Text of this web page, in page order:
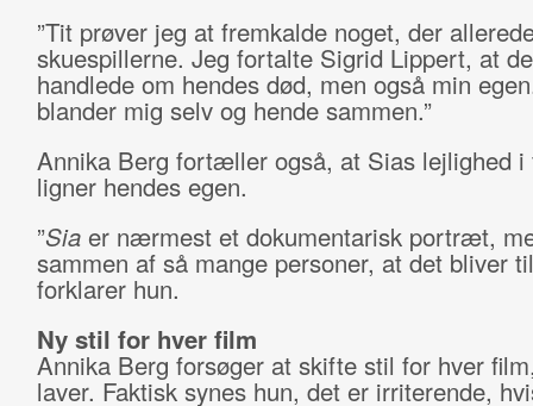
”Tit prøver jeg at fremkalde noget, der
skuespillerne. Jeg fortalte Sigrid Lippert, at
handlede om hendes død, men også min
blander mig selv og hende sammen.”
Annika Berg fortæller også, at Sias lejlighed i
ligner hendes egen.
”Siaer nærmest et dokumentarisk portræt,
sammen af så mange personer, at det bliver
forklarer hun.
Ny stil for hver film
Annika Berg forsøger at skifte stil for hver
laver. Faktisk synes hun, det er irriterende,